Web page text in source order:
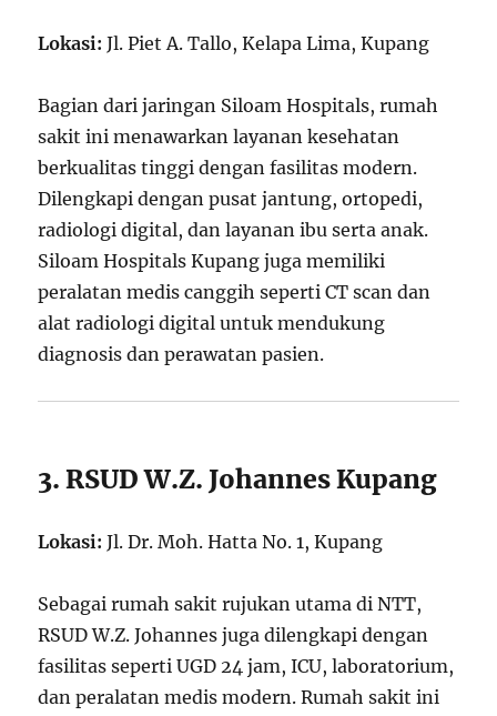
Lokasi: Jl. Piet A. Tallo, Kelapa Lima, Kupang
Bagian dari jaringan Siloam Hospitals, rumah
sakit ini menawarkan layanan kesehatan
berkualitas tinggi dengan fasilitas modern.
Dilengkapi dengan pusat jantung, ortopedi,
radiologi digital, dan layanan ibu serta anak.
Siloam Hospitals Kupang juga memiliki
peralatan medis canggih seperti CT scan dan
alat radiologi digital untuk mendukung
diagnosis dan perawatan pasien.
3. RSUD W.Z. Johannes Kupang
Lokasi: Jl. Dr. Moh. Hatta No. 1, Kupang
Sebagai rumah sakit rujukan utama di NTT,
RSUD W.Z. Johannes juga dilengkapi dengan
fasilitas seperti UGD 24 jam, ICU, laboratorium,
dan peralatan medis modern. Rumah sakit ini